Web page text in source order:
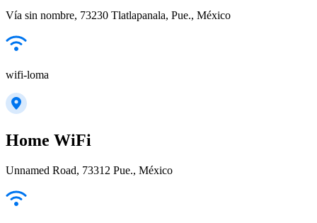
Vía sin nombre, 73230 Tlatlapanala, Pue., México
wifi-loma
Home WiFi
Unnamed Road, 73312 Pue., México